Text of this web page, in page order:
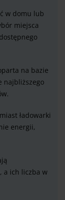
w domu lub
miejsca
na bazie
najbliższego
ładowarki
energii,
a ich liczba w